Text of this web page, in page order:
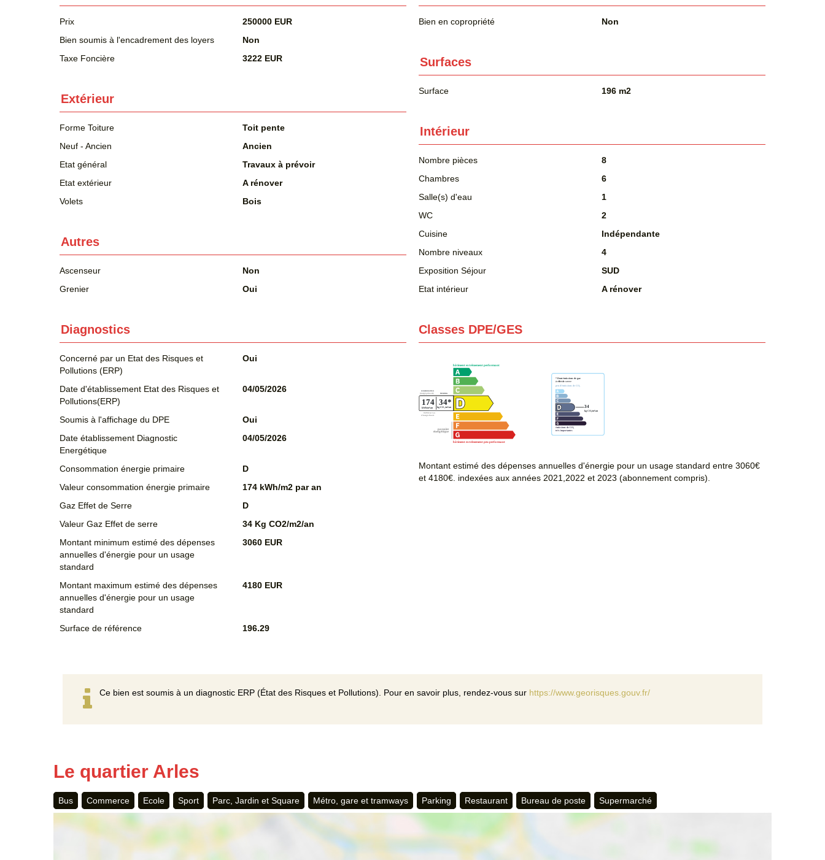
Prix
250000 EUR
Bien soumis à l'encadrement des loyers
Non
Taxe Foncière
3222 EUR
Bien en copropriété Non
Surfaces
Surface 196 m2
Extérieur
Forme Toiture
Toit pente
Neuf - Ancien
Ancien
Etat général
Travaux à prévoir
Etat extérieur
A rénover
Volets
Bois
Intérieur
Nombre pièces
8
Chambres
6
Salle(s) d'eau
1
WC
2
Cuisine
Indépendante
Nombre niveaux
4
Exposition Séjour
SUD
Etat intérieur
A rénover
Autres
Ascenseur
Non
Grenier
Oui
Diagnostics
Concerné par un Etat des Risques et
Pollutions (ERP)
Oui
Date d'établissement Etat des Risques et
Pollutions(ERP)
04/05/2026
Soumis à l'affichage du DPE
Oui
Date établissement Diagnostic
Energétique
04/05/2026
Consommation énergie primaire
D
Valeur consommation énergie primaire
174 kWh/m2 par an
Gaz Effet de Serre
D
Valeur Gaz Effet de serre
34 Kg CO2/m2/an
Montant minimum estimé des dépenses
annuelles d'énergie pour un usage
standard
3060 EUR
Montant maximum estimé des dépenses
annuelles d'énergie pour un usage
standard
4180 EUR
Surface de référence 196.29
Classes DPE/GES
Montant estimé des dépenses annuelles d'énergie pour un usage standard entre 3060€
et 4180€. indexées aux années 2021,2022 et 2023 (abonnement compris).
Ce bien est soumis à un diagnostic ERP (État des Risques et Pollutions). Pour en savoir plus, rendez-vous sur https://www.georisques.gouv.fr/
Le quartier Arles
Bus Commerce Ecole Sport Parc, Jardin et Square Métro, gare et tramways Parking Restaurant Bureau de poste Supermarché